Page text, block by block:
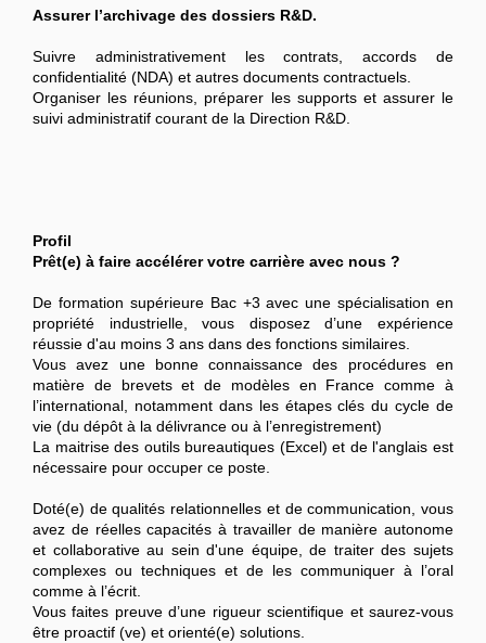
Assurer l’archivage des dossiers R&D.
Suivre administrativement les contrats, accords de
confidentialité (NDA) et autres documents contractuels.
Organiser les réunions, préparer les supports et assurer le
suivi administratif courant de la Direction R&D.
Profil
Prêt(e) à faire accélérer votre carrière avec nous ?
De formation supérieure Bac +3 avec une spécialisation en
propriété industrielle, vous disposez d’une expérience
réussie d'au moins 3 ans dans des fonctions similaires.
Vous avez une bonne connaissance des procédures en
matière de brevets et de modèles en France comme à
l’international, notamment dans les étapes clés du cycle de
vie (du dépôt à la délivrance ou à l’enregistrement)
La maitrise des outils bureautiques (Excel) et de l'anglais est
nécessaire pour occuper ce poste.
Doté(e) de qualités relationnelles et de communication, vous
avez de réelles capacités à travailler de manière autonome
et collaborative au sein d'une équipe, de traiter des sujets
complexes ou techniques et de les communiquer à l’oral
comme à l’écrit.
Vous faites preuve d’une rigueur scientifique et saurez-vous
être proactif (ve) et orienté(e) solutions.